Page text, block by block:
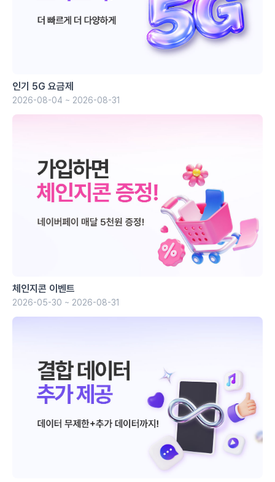
인기 5G 요금제
2026-08-04 ~ 2026-08-31
체인지콘 이벤트
2026-05-30 ~ 2026-08-31